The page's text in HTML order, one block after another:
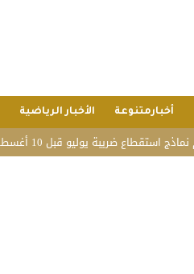
أخبارمتنوعة الأخبار الرياضية
ضريبة يوليو قبل 10 أغسطس